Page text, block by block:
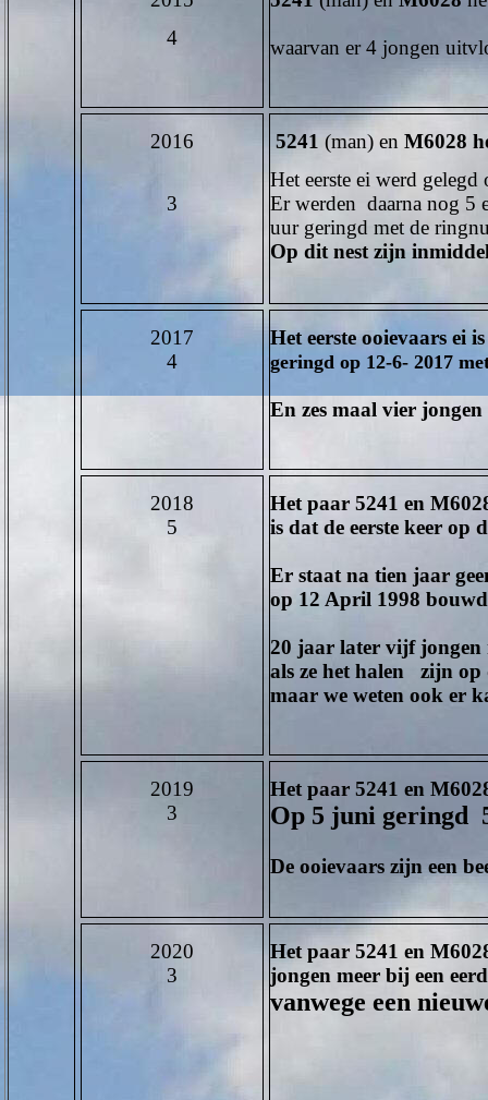
4
waarvan er 4 jongen
2016
3
5241 (man) enM6028
Het eerste ei werd
Er werden daarna nog 5
uur geringd met de
Op dit nest zijn
2017
4
Het eerste ooievaars ei
geringd op 12-6- 2017
En zes maal vier
2018
5
Het paar 5241 en
is dat de eerste keer op
Er staat na tien jaar
op 12 April 1998
20 jaar later vijf jongen
als ze het halen zijn
maar we weten ook er
2019
3
Het paar 5241 en
Op 5 juni geringd
De ooievaars zijn
2020
3
Het paar 5241 en
jongen meer bij een
vanwege een